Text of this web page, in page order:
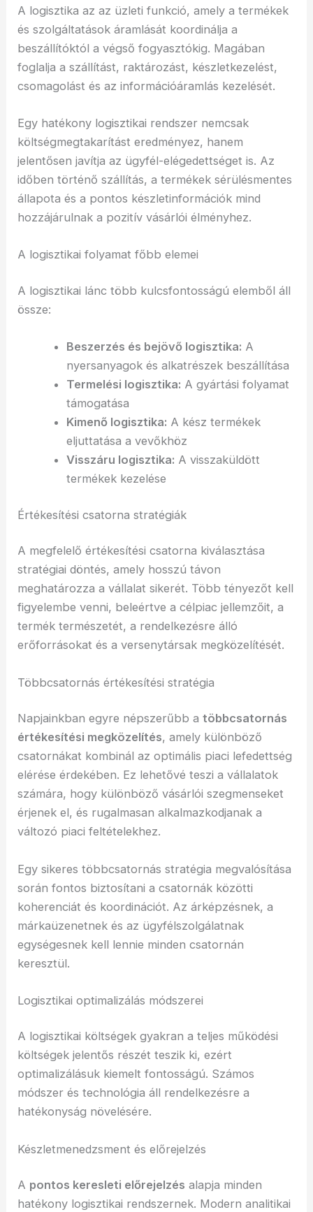
A logisztika az az üzleti funkció, amely a termékek
és szolgáltatások áramlását koordinálja a
beszállítóktól a végső fogyasztókig. Magában
foglalja a szállítást, raktározást, készletkezelést,
csomagolást és az információáramlás kezelését.
Egy hatékony logisztikai rendszer nemcsak
költségmegtakarítást eredményez, hanem
jelentősen javítja az ügyfél-elégedettséget is. Az
időben történő szállítás, a termékek sérülésmentes
állapota és a pontos készletinformációk mind
hozzájárulnak a pozitív vásárlói élményhez.
A logisztikai folyamat főbb elemei
A logisztikai lánc több kulcsfontosságú elemből áll
össze:
Beszerzés és bejövő logisztika: A
nyersanyagok és alkatrészek beszállítása
Termelési logisztika: A gyártási folyamat
támogatása
Kimenő logisztika: A kész termékek
eljuttatása a vevőkhöz
Visszáru logisztika: A visszaküldött
termékek kezelése
Értékesítési csatorna stratégiák
A megfelelő értékesítési csatorna kiválasztása
stratégiai döntés, amely hosszú távon
meghatározza a vállalat sikerét. Több tényezőt kell
figyelembe venni, beleértve a célpiac jellemzőit, a
termék természetét, a rendelkezésre álló
erőforrásokat és a versenytársak megközelítését.
Többcsatornás értékesítési stratégia
Napjainkban egyre népszerűbb atöbbcsatornás
értékesítési megközelítés, amely különböző
csatornákat kombinál az optimális piaci lefedettség
elérése érdekében. Ez lehetővé teszi a vállalatok
számára, hogy különböző vásárlói szegmenseket
érjenek el, és rugalmasan alkalmazkodjanak a
változó piaci feltételekhez.
Egy sikeres többcsatornás stratégia megvalósítása
során fontos biztosítani a csatornák közötti
koherenciát és koordinációt. Az árképzésnek, a
márkaüzenetnek és az ügyfélszolgálatnak
egységesnek kell lennie minden csatornán
keresztül.
Logisztikai optimalizálás módszerei
A logisztikai költségek gyakran a teljes működési
költségek jelentős részét teszik ki, ezért
optimalizálásuk kiemelt fontosságú. Számos
módszer és technológia áll rendelkezésre a
hatékonyság növelésére.
Készletmenedzsment és előrejelzés
A pontos keresleti előrejelzés alapja minden
hatékony logisztikai rendszernek. Modern analitikai